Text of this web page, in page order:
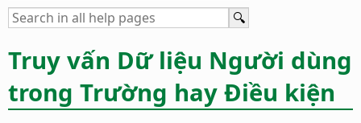
Truy vấn Dữ liệu Người dùng
trong Trường hay Điều kiện